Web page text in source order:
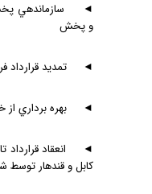
◄ سازماندهي
و پخش
◄ تمديد قرارداد
◄ بهره برداري
◄ انعقاد
كابل و قندهار